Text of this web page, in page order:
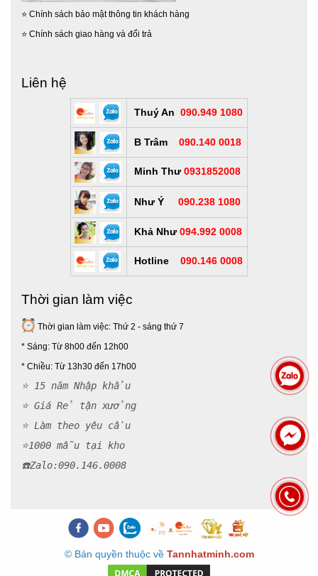
⭐ Chính sách bảo mật thông tin khách hàng
⭐ Chính sách giao hàng và đổi trả
Liên hệ
Thuý An 090.949 1080
B Trâm 090.140 0018
Minh Thư 0931852008
Như Ý 090.238 1080
Khả Như 094.992 0008
Hotline 090.146 0008
Thời gian làm việc
Thời gian làm việc: Thứ 2 - sáng thứ 7
* Sáng: Từ 8h00 đến 12h00
* Chiều: Từ 13h30 đến 17h00
⭐ 15 năm Nhập khẩu
⭐ Giá Rẻ tận xưởng
⭐ Làm theo yêu cầu
⭐1000 mẫu tại kho
☎️Zalo:090.146.0008
© Bản quyền thuộc về Tannhatminh.com